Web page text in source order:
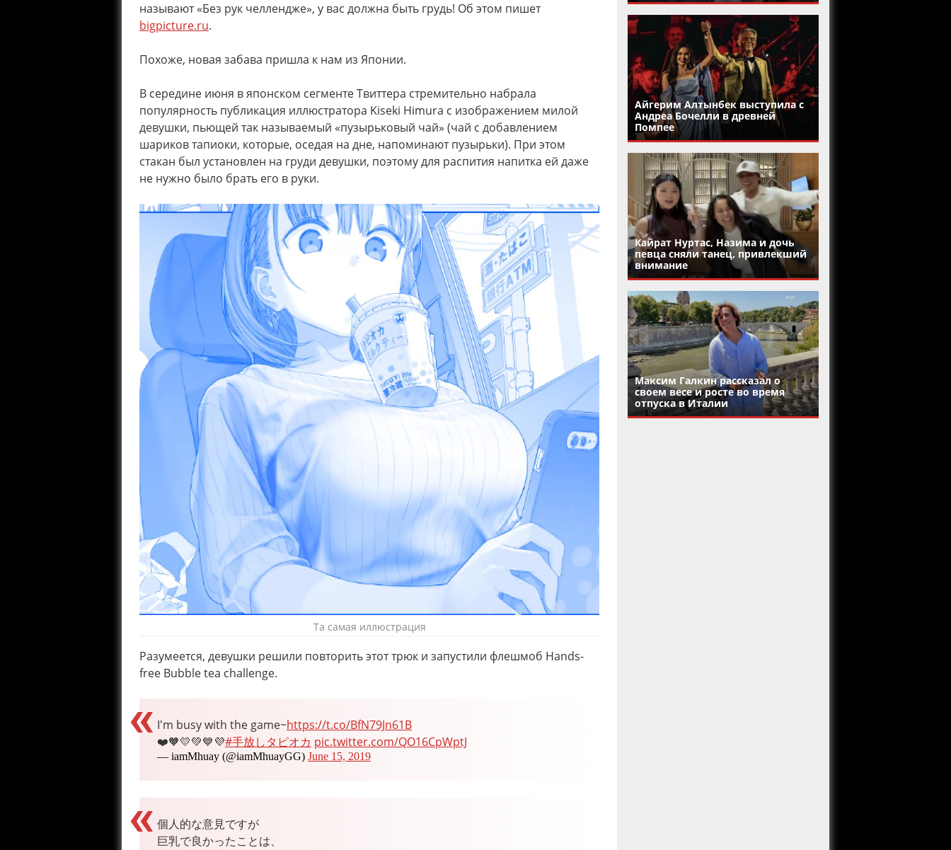
называют «Без рук челлендже», у вас должна быть грудь! Об этом пишет
bigpicture.ru.
Похоже, новая забава пришла к нам из Японии.
В середине июня в японском сегменте Твиттера стремительно набрала
популярность публикация иллюстратора Kiseki Himura с изображением милой
девушки, пьющей так называемый «пузырьковый чай» (чай с добавлением
шариков тапиоки, которые, оседая на дне, напоминают пузырьки). При этом
стакан был установлен на груди девушки, поэтому для распития напитка ей даже
не нужно было брать его в руки.
Та самая иллюстрация
Разумеется, девушки решили повторить этот трюк и запустили флешмоб Hands-
free Bubble tea challenge.
I'm busy with the game~https://t.co/BfN79Jn61B
❤️🧡💛💚💙💜#手放しタピオカ pic.twitter.com/QO16CpWptJ
— iamMhuay (@iamMhuayGG) June 15, 2019
個人的な意見ですが
巨乳で良かったことは、
Айгерим Алтынбек выступила с
Андреа Бочелли в древней
Помпее
Кайрат Нуртас, Назима и дочь
певца сняли танец, привлекший
внимание
Максим Галкин рассказал о
своем весе и росте во время
отпуска в Италии